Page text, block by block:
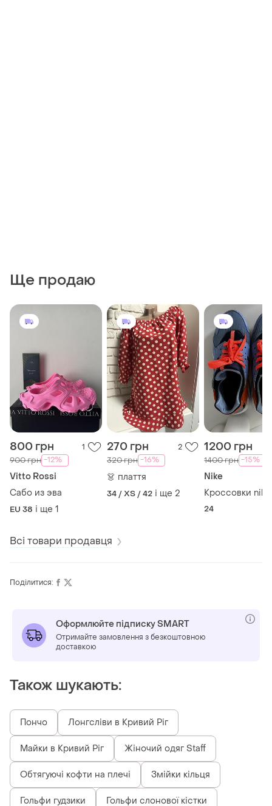
Ще продаю
800 грн 1
900 грн -12%
Vitto Rossi
Сабо из эва
EU 38 і ще 1
270 грн 2
320 грн -16%
👗 плаття
34 / XS / 42 і ще 2
1200 грн
1400 грн -15%
Nike
Кроссовки nike
24
Всі товари продавця
Поділитися:
Оформлюйте підписку SMART
Отримайте замовлення з безкоштовною
доставкою
Також шукають:
Пончо Лонгсліви в Кривий Ріг
Майки в Кривий Ріг Жіночий одяг Staff
Обтягуючі кофти на плечі Змійки кільця
Гольфи гудзики Гольфи слонової кістки